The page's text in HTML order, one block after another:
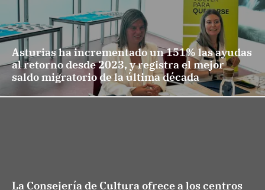
Asturias ha incrementado un 151% las ayudas
al retorno desde 2023, y registra el mejor
saldo migratorio de la última década
La Consejería de Cultura ofrece a los centros